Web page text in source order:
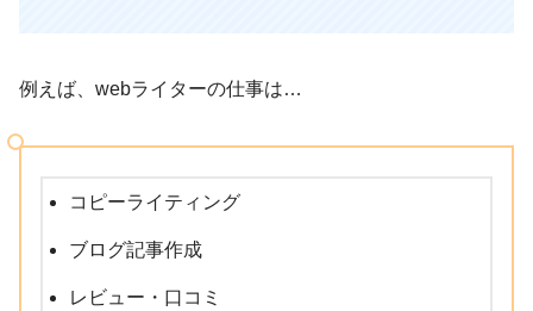
例えば、webライターの仕事は…
コピーライティング
ブログ記事作成
レビュー・口コミ